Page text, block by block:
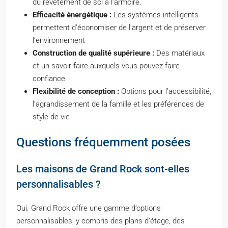
Efficacité énergétique : Les systèmes intelligents
permettent d’économiser de l’argent et de préserver
l’environnement
Construction de qualité supérieure : Des matériaux
et un savoir-faire auxquels vous pouvez faire
confiance
Flexibilité de conception : Options pour l’accessibilité,
l’agrandissement de la famille et les préférences de
style de vie
Questions fréquemment posées
Les maisons de Grand Rock sont-elles
personnalisables ?
Oui. Grand Rock offre une gamme d’options
personnalisables, y compris des plans d’étage, des